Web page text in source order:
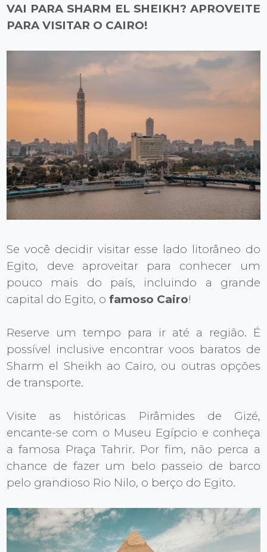
VAI PARA SHARM EL SHEIKH? APROVEITE
PARA VISITAR O CAIRO!
Se você decidir visitar esse lado litorâneo do
Egito, deve aproveitar para conhecer um
pouco mais do país, incluindo a grande
capital do Egito, ofamoso Cairo!
Reserve um tempo para ir até a região. É
possível inclusive encontrar voos baratos de
Sharm el Sheikh ao Cairo, ou outras opções
de transporte.
Visite as históricas Pirâmides de Gizé,
encante-se com o Museu Egípcio e conheça
a famosa Praça Tahrir. Por fim, não perca a
chance de fazer um belo passeio de barco
pelo grandioso Rio Nilo, o berço do Egito.